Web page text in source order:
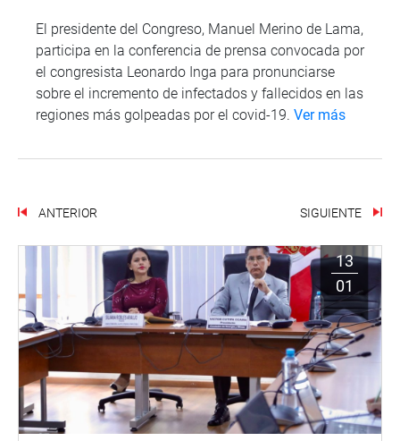
El presidente del Congreso, Manuel Merino de Lama,
participa en la conferencia de prensa convocada por
el congresista Leonardo Inga para pronunciarse
sobre el incremento de infectados y fallecidos en las
regiones más golpeadas por el covid-19. Ver más
ANTERIOR SIGUIENTE
13
01